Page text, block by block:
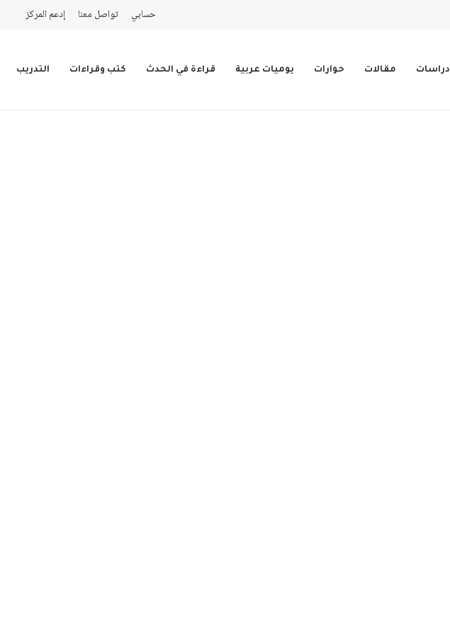
حسابي تواصل معنا إدعم المركز
دراسات مقالات حوارات يوميات عربية قراءة في الحدث كتب وقراءات التدريب